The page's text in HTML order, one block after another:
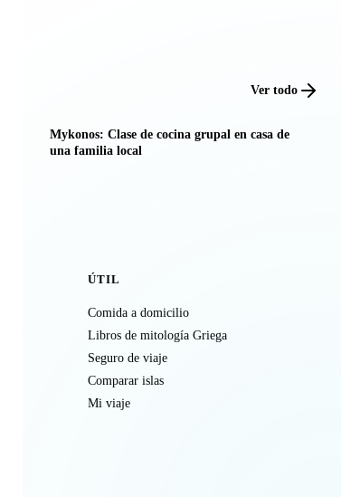
Ver todo
Mykonos: Clase de cocina grupal en casa de
una familia local
ÚTIL
Comida a domicilio
Libros de mitología Griega
Seguro de viaje
Comparar islas
Mi viaje